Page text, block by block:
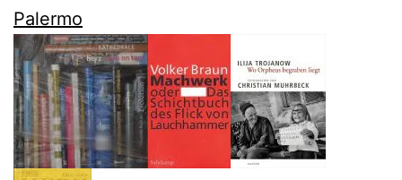
Palermo